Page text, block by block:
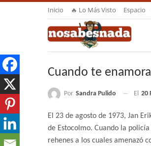
Inicio 🔥 Lo Más Visto Espacio
Cuando te
Por Sandra Pulido El 20
El 23 de agosto de 1973, Jan
de Estocolmo. Cuando la
rehenes a los cuales amenazó